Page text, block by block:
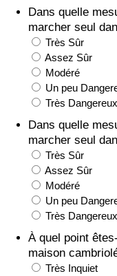
Dans quelle
marcher seul
Très Sûr
Assez Sûr
Modéré
Un peu
Très Dangereux
Dans quelle
marcher seul
Très Sûr
Assez Sûr
Modéré
Un peu
Très Dangereux
À quel point
maison
Très Inquiet
Indice des soins
Indice des soins de
Indice des soins de
Indice de Pollution
Indice de pollution
Indice de Pollution
Trafic